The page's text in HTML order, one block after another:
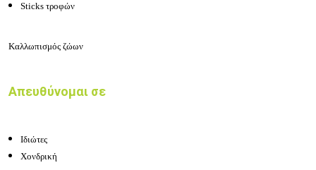
Sticks τροφών
Καλλωπισμός ζώων
Απευθύνομαι σε
Ιδιώτες
Χονδρική